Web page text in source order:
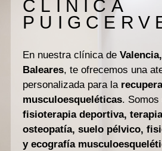
CLÍNICA
En nuestra clínica de
Baleares, te ofrecemos una
personalizada para la
musculoesqueléticas. Somos
fisioterapia deportiva,
osteopatía, suelo pélvico,
y ecografía